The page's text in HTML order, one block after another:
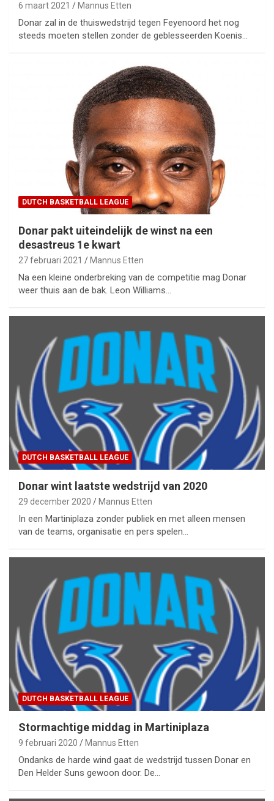
6 maart 2021 Mannus Etten
Donar zal in de thuiswedstrijd tegen Feyenoord het nog
steeds moeten stellen zonder de geblesseerden Koenis…
DUTCH BASKETBALL LEAGUE
Donar pakt uiteindelijk de winst na een
desastreus 1e kwart
27 februari 2021 Mannus Etten
Na een kleine onderbreking van de competitie mag Donar
weer thuis aan de bak. Leon Williams…
DUTCH BASKETBALL LEAGUE
Donar wint laatste wedstrijd van 2020
29 december 2020 Mannus Etten
In een Martiniplaza zonder publiek en met alleen mensen
van de teams, organisatie en pers spelen…
DUTCH BASKETBALL LEAGUE
Stormachtige middag in Martiniplaza
9 februari 2020 Mannus Etten
Ondanks de harde wind gaat de wedstrijd tussen Donar en
Den Helder Suns gewoon door. De…